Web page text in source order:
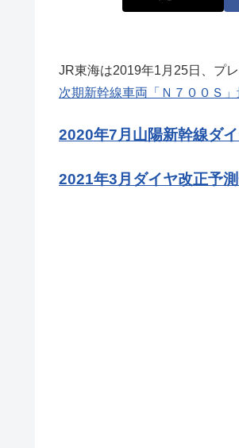
JR東海は2019年1月25日、プ
次期新幹線車両「Ｎ７００Ｓ
2020年7月山陽新幹線ダ
2021年3月ダイヤ改正予